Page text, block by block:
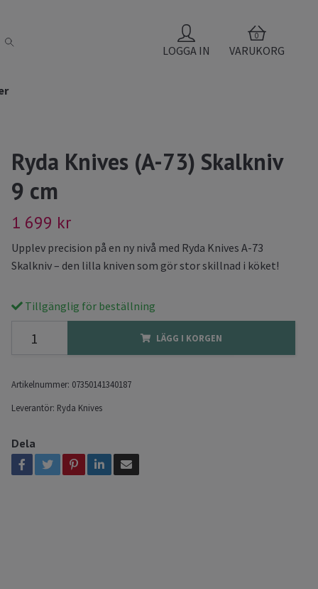
LOGGA IN
0
VARUKORG
Ryda Knives (A-73) Skalkniv
9 cm
1 699 kr
Upplev precision på en ny nivå med Ryda Knives A-73
Skalkniv – den lilla kniven som gör stor skillnad i köket!
Tillgänglig för beställning
LÄGG I KORGEN
Artikelnummer: 07350141340187
Leverantör: Ryda Knives
Dela